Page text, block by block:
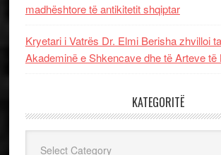
madhështore të antikitetit shqiptar
Kryetari i Vatrës Dr. Elmi Berisha zhvilloi
Akademinë e Shkencave dhe të Arteve të
KATEGORITË